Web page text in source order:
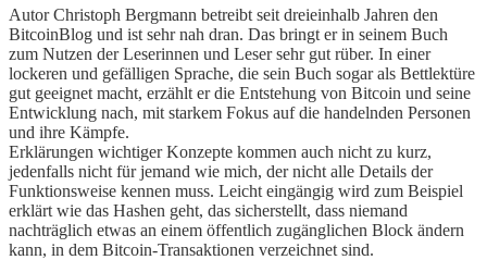
Autor Christoph Bergmann betreibt seit dreieinhalb Jahren den
BitcoinBlog und ist sehr nah dran. Das bringt er in seinem Buch
zum Nutzen der Leserinnen und Leser sehr gut rüber. In einer
lockeren und gefälligen Sprache, die sein Buch sogar als Bettlektüre
gut geeignet macht, erzählt er die Entstehung von Bitcoin und seine
Entwicklung nach, mit starkem Fokus auf die handelnden Personen
und ihre Kämpfe.
Erklärungen wichtiger Konzepte kommen auch nicht zu kurz,
jedenfalls nicht für jemand wie mich, der nicht alle Details der
Funktionsweise kennen muss. Leicht eingängig wird zum Beispiel
erklärt wie das Hashen geht, das sicherstellt, dass niemand
nachträglich etwas an einem öffentlich zugänglichen Block ändern
kann, in dem Bitcoin-Transaktionen verzeichnet sind.